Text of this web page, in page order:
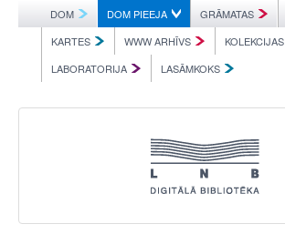
DOM DOM PIEEJA GRĀMATAS
KARTES
WWW ARHĪVS
KOLEKCIJAS
LABORATORIJA
LASĀMKOKS